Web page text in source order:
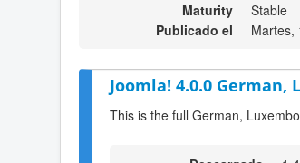
Maturity
Stable
Publicado el
Martes,
Joomla! 4.0.0 German,
This is the full German,